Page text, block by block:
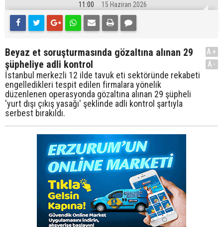
11:00 15 Haziran 2026
Beyaz et soruşturmasında gözaltına alınan 29
şüpheliye adli kontrol
İstanbul merkezli 12 ilde tavuk eti sektöründe rekabeti
engelledikleri tespit edilen firmalara yönelik
düzenlenen operasyonda gözaltına alınan 29 şüpheli
'yurt dışı çıkış yasağı' şeklinde adli kontrol şartıyla
serbest bırakıldı.
A+
A-